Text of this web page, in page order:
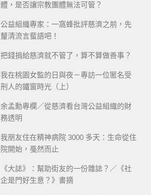
體，是否讓宗教團體無法可管？
公益組織專家：一窩蜂批評慈濟之前，先
釐清流言蜚語吧！
把錢捐給慈濟就不管了，算不算做善事？
我在桃園女監的日與夜－專訪一位匿名受
刑人的鐵窗時光（上）
余孟勳專欄／從慈濟看台灣公益組織的財
務透明
我朋友住在精神病院 3000 多天：生命從住
院開始，戞然而止
《大誌》：幫助街友的一份雜誌？／《社
企是門好生意？》書摘